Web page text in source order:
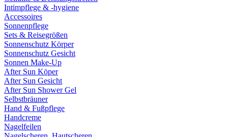
Intimpflege & -hygiene
Accessoires
Sonnenpflege
Sets & Reisegrößen
Sonnenschutz Körper
Sonnenschutz Gesicht
Sonnen Make-Up
After Sun Köper
After Sun Gesicht
After Sun Shower Gel
Selbstbräuner
Hand & Fußpflege
Handcreme
Nagelfeilen